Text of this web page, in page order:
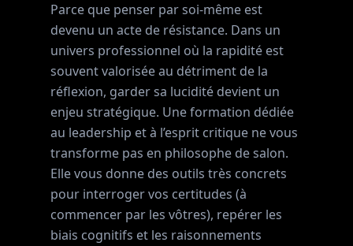
Parce que penser par soi-même est
devenu un acte de résistance. Dans un
univers professionnel où la rapidité est
souvent valorisée au détriment de la
réflexion, garder sa lucidité devient un
enjeu stratégique. Une formation dédiée
au leadership et à l’esprit critique ne vous
transforme pas en philosophe de salon.
Elle vous donne des outils très concrets
pour interroger vos certitudes (à
commencer par les vôtres), repérer les
biais cognitifs et les raisonnements